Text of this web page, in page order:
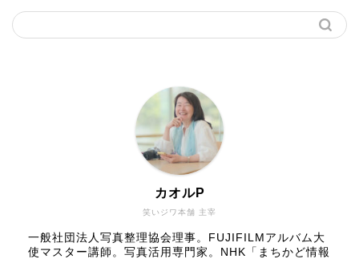
笑いジワ本舗 主宰
カオルP
一般社団法人写真整理協会理事。FUJIFILMアルバム大
使マスター講師。写真活用専門家。NHK「まちかど情報